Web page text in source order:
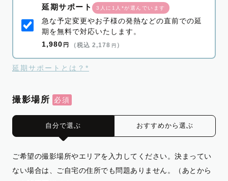
延期サポート 3人に1人*が選んでいます
急な予定変更やお子様の発熱などの直前での延
期を無料で対応いたします。
1,980 円 （税込 2,178 円 ）
延期サポートとは？*
撮影場所
自分で選ぶ おすすめから選ぶ
ご希望の撮影場所やエリアを入力してください。決まってい
ない場合は、ご自宅の住所でも問題ありません。（あとから